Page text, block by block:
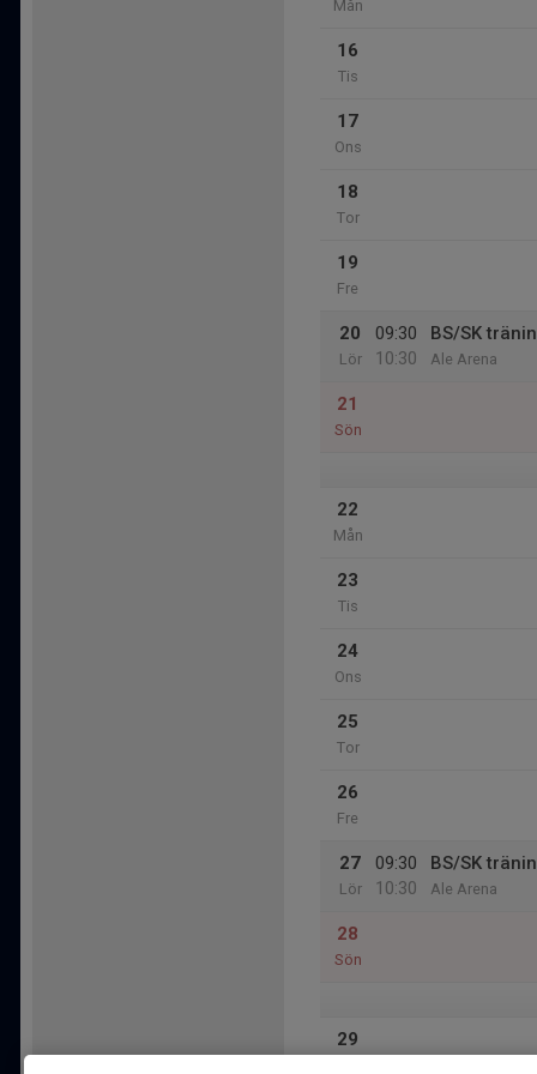
Mån
16
Tis
17
Ons
18
Tor
19
Fre
20
Lör
09:30
10:30
BS/SK
Ale Arena
21
Sön
22
Mån
23
Tis
24
Ons
25
Tor
26
Fre
27
Lör
09:30
10:30
BS/SK
Ale Arena
28
Sön
29